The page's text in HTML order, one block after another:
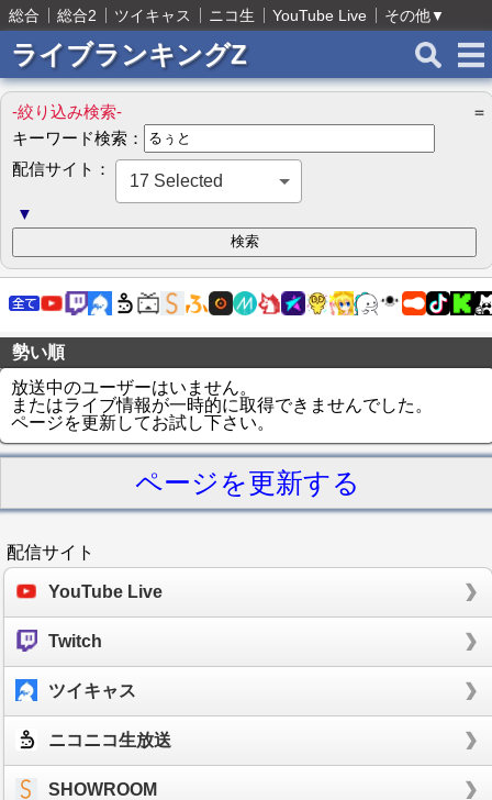
総合 総合2 ツイキャス ニコ生 YouTube Live その他▼
ライブランキングZ
-絞り込み検索-
＝
キーワード検索：
配信サイト：
17 Selected
▼
勢い順
放送中のユーザーはいません。
またはライブ情報が一時的に取得できませんでした。
ページを更新してお試し下さい。
ページを更新する
配信サイト
YouTube Live
Twitch
ツイキャス
ニコニコ生放送
SHOWROOM